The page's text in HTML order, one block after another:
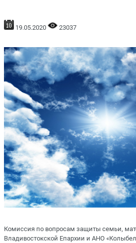
19.05.2020 23037
Комиссия по вопросам защиты семьи,
Владивостокской Епархии и АНО